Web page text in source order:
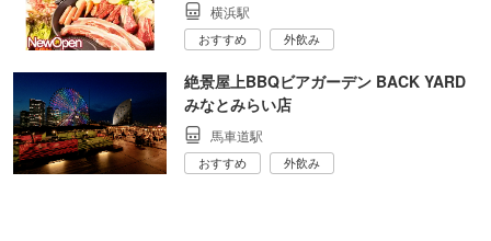
横浜駅
おすすめ 外飲み
絶景屋上BBQビアガーデン BACK YARD
みなとみらい店
馬車道駅
おすすめ 外飲み